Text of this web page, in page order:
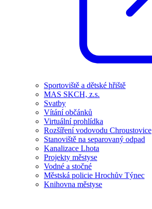
Sportoviště a dětské hřiště
MAS SKCH, z.s.
Svatby
Vítání občánků
Virtuální prohlídka
Rozšíření vodovodu Chroustovice
Stanoviště na separovaný odpad
Kanalizace Lhota
Projekty městyse
Vodné a stočné
Městská policie Hrochův Týnec
Knihovna městyse